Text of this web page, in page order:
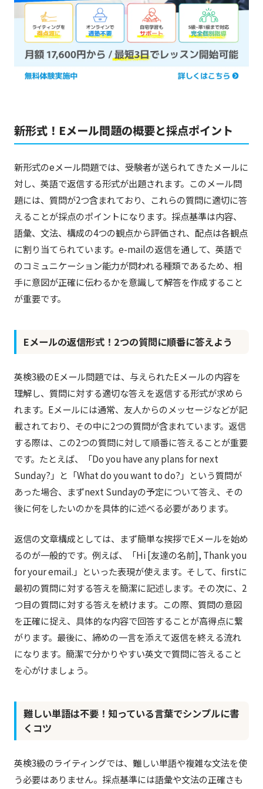
新形式！Eメール問題の概要と採点ポイント
新形式のeメール問題では、受験者が送られてきたメールに
対し、英語で返信する形式が出題されます。このメール問
題には、質問が2つ含まれており、これらの質問に適切に答
えることが採点のポイントになります。採点基準は内容、
語彙、文法、構成の4つの観点から評価され、配点は各観点
に割り当てられています。e-mailの返信を通して、英語で
のコミュニケーション能力が問われる種類であるため、相
手に意図が正確に伝わるかを意識して解答を作成すること
が重要です。
Eメールの返信形式！2つの質問に順番に答えよう
英検3級のEメール問題では、与えられたEメールの内容を
理解し、質問に対する適切な答えを返信する形式が求めら
れます。Eメールには通常、友人からのメッセージなどが記
載されており、その中に2つの質問が含まれています。返信
する際は、この2つの質問に対して順番に答えることが重要
です。たとえば、「Do you have any plans for next
Sunday?」と「What do you want to do?」という質問が
あった場合、まずnext Sundayの予定について答え、その
後に何をしたいのかを具体的に述べる必要があります。
返信の文章構成としては、まず簡単な挨拶でEメールを始め
るのが一般的です。例えば、「Hi [友達の名前], Thank you
for your email.」といった表現が使えます。そして、firstに
最初の質問に対する答えを簡潔に記述します。その次に、2
つ目の質問に対する答えを続けます。この際、質問の意図
を正確に捉え、具体的な内容で回答することが高得点に繋
がります。最後に、締めの一言を添えて返信を終える流れ
になります。簡潔で分かりやすい英文で質問に答えること
を心がけましょう。
難しい単語は不要！知っている言葉でシンプルに書
くコツ
英検3級のライティングでは、難しい単語や複雑な文法を使
う必要はありません。採点基準には語彙や文法の正確さも